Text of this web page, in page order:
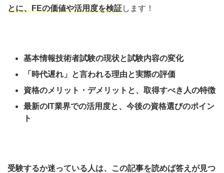
とに、FEの価値や活用度を検証します！
基本情報技術者試験の現状と試験内容の変化
「時代遅れ」と言われる理由と実際の評価
資格のメリット・デメリットと、取得すべき人の特徴
最新のIT業界での活用度と、今後の資格選びのポイン
ト
受験するか迷っている人は、この記事を読めば答えが見つ